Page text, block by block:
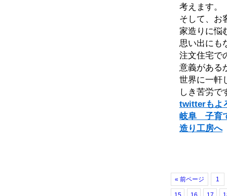
考えます。
そして、お
家造りに悩
思い出にも
注文住宅で
意義がある
世界に一軒
しき苦労で
twitterもよ
岐阜 子育
造り工房へ
« 前ページ 1